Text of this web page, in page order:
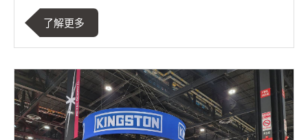
了解更多